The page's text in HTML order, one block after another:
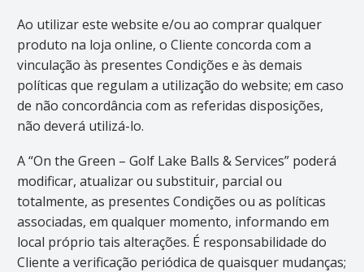
Ao utilizar este website e/ou ao comprar qualquer
produto na loja online, o Cliente concorda com a
vinculação às presentes Condições e às demais
políticas que regulam a utilização do website; em caso
de não concordância com as referidas disposições,
não deverá utilizá-lo.
A “On the Green – Golf Lake Balls & Services” poderá
modificar, atualizar ou substituir, parcial ou
totalmente, as presentes Condições ou as políticas
associadas, em qualquer momento, informando em
local próprio tais alterações. É responsabilidade do
Cliente a verificação periódica de quaisquer mudanças;